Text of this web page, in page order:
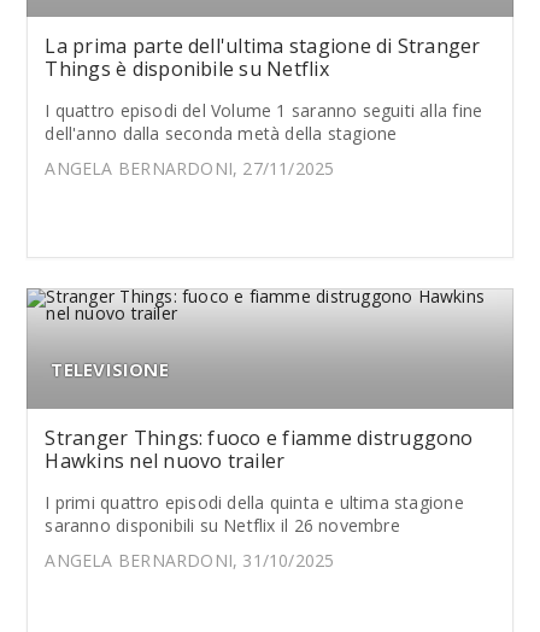
La prima parte dell'ultima stagione di Stranger
Things è disponibile su Netflix
I quattro episodi del Volume 1 saranno seguiti alla fine
dell'anno dalla seconda metà della stagione
ANGELA BERNARDONI, 27/11/2025
TELEVISIONE
Stranger Things: fuoco e fiamme distruggono
Hawkins nel nuovo trailer
I primi quattro episodi della quinta e ultima stagione
saranno disponibili su Netflix il 26 novembre
ANGELA BERNARDONI, 31/10/2025